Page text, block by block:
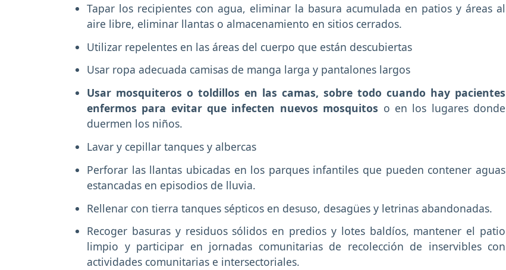
Tapar los recipientes con agua, eliminar la basura acumulada en patios y áreas al
aire libre, eliminar llantas o almacenamiento en sitios cerrados.
Utilizar repelentes en las áreas del cuerpo que están descubiertas
Usar ropa adecuada camisas de manga larga y pantalones largos
Usar mosquiteros o toldillos en las camas, sobre todo cuando hay pacientes
enfermos para evitar que infecten nuevos mosquitos o en los lugares donde
duermen los niños.
Lavar y cepillar tanques y albercas
Perforar las llantas ubicadas en los parques infantiles que pueden contener aguas
estancadas en episodios de lluvia.
Rellenar con tierra tanques sépticos en desuso, desagües y letrinas abandonadas.
Recoger basuras y residuos sólidos en predios y lotes baldíos, mantener el patio
limpio y participar en jornadas comunitarias de recolección de inservibles con
actividades comunitarias e intersectoriales.